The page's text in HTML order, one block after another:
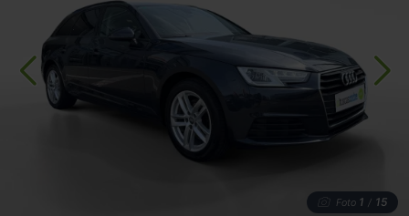
Foto 1 / 15